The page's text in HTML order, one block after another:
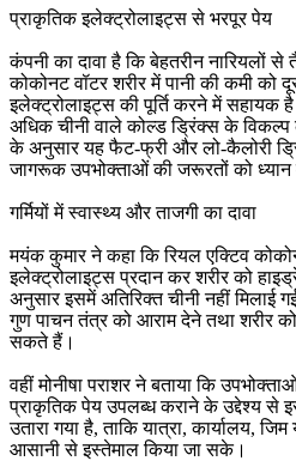
प्राकृतिक इलेक्ट्रोलाइट्स से भरपूर पेय
कंपनी का दावा है कि बेहतरीन नारियलों से
कोकोनट वॉटर शरीर में पानी की कमी को
इलेक्ट्रोलाइट्स की पूर्ति करने में सहायक
अधिक चीनी वाले कोल्ड ड्रिंक्स के
के अनुसार यह फैट-फ्री और लो-कैलोरी
जागरूक उपभोक्ताओं की जरूरतों को ध्यान
गर्मियों में स्वास्थ्य और ताजगी का दावा
मयंक कुमार ने कहा कि रियल एक्टिव
इलेक्ट्रोलाइट्स प्रदान कर शरीर को
अनुसार इसमें अतिरिक्त चीनी नहीं
गुण पाचन तंत्र को आराम देने तथा शरीर
सकते हैं।
वहीं मोनीषा पराशर ने बताया कि
प्राकृतिक पेय उपलब्ध कराने के उद्देश्य से
उतारा गया है, ताकि यात्रा, कार्यालय,
आसानी से इस्तेमाल किया जा सके।